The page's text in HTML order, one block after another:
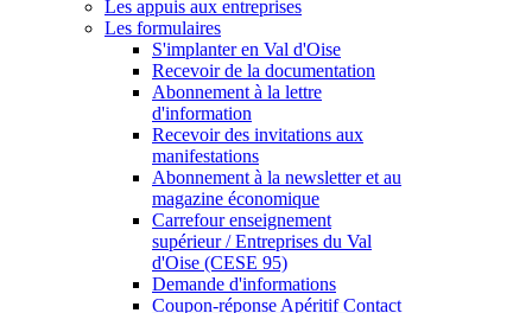
Les appuis aux entreprises
Les formulaires
S'implanter en Val d'Oise
Recevoir de la documentation
Abonnement à la lettre
d'information
Recevoir des invitations aux
manifestations
Abonnement à la newsletter et au
magazine économique
Carrefour enseignement
supérieur / Entreprises du Val
d'Oise (CESE 95)
Demande d'informations
Coupon-réponse Apéritif Contact